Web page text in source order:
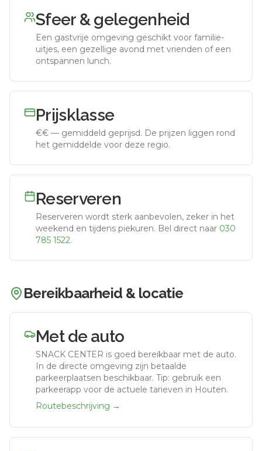
Sfeer & gelegenheid
Een gastvrije omgeving geschikt voor familie-
uitjes, een gezellige avond met vrienden of een
ontspannen lunch.
Prijsklasse
€€ — gemiddeld geprijsd. De prijzen liggen rond
het gemiddelde voor deze regio.
Reserveren
Reserveren wordt sterk aanbevolen, zeker in het
weekend en tijdens piekuren. Bel direct naar 030
785 1522.
Bereikbaarheid & locatie
Met de auto
SNACK CENTER is goed bereikbaar met de auto.
In de directe omgeving zijn betaalde
parkeerplaatsen beschikbaar. Tip: gebruik een
parkeerapp voor de actuele tarieven in Houten.
Routebeschrijving →